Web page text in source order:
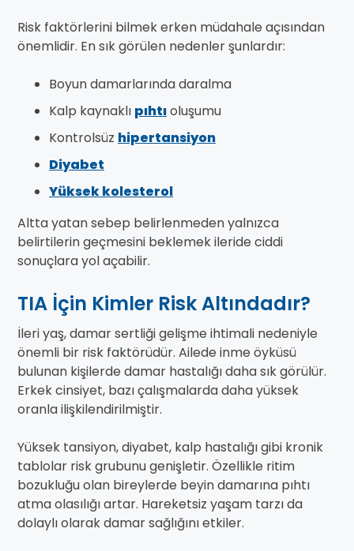
Risk faktörlerini bilmek erken müdahale açısından
önemlidir. En sık görülen nedenler şunlardır:
Boyun damarlarında daralma
Kalp kaynaklı pıhtıoluşumu
Kontrolsüz hipertansiyon
Diyabet
Yüksek kolesterol
Altta yatan sebep belirlenmeden yalnızca
belirtilerin geçmesini beklemek ileride ciddi
sonuçlara yol açabilir.
TIA İçin Kimler Risk Altındadır?
İleri yaş, damar sertliği gelişme ihtimali nedeniyle
önemli bir risk faktörüdür. Ailede inme öyküsü
bulunan kişilerde damar hastalığı daha sık görülür.
Erkek cinsiyet, bazı çalışmalarda daha yüksek
oranla ilişkilendirilmiştir.
Yüksek tansiyon, diyabet, kalp hastalığı gibi kronik
tablolar risk grubunu genişletir. Özellikle ritim
bozukluğu olan bireylerde beyin damarına pıhtı
atma olasılığı artar. Hareketsiz yaşam tarzı da
dolaylı olarak damar sağlığını etkiler.